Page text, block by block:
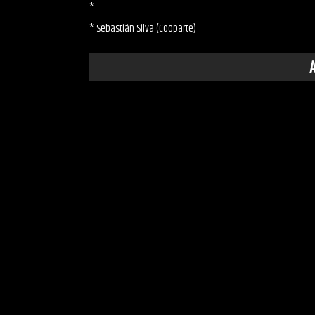
*
* Sebastián Silva (Cooparte)